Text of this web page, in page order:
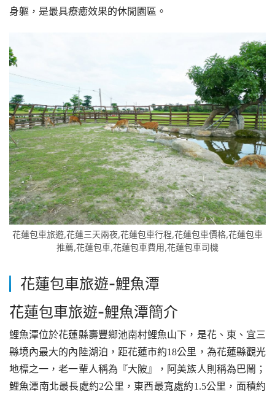
身軀，是最具療癒效果的休閒園區。
花蓮包車旅遊,花蓮三天兩夜,花蓮包車行程,花蓮包車價格,花蓮包車
推薦,花蓮包車,花蓮包車費用,花蓮包車司機
花蓮包車旅遊-鯉魚潭
花蓮包車旅遊-鯉魚潭簡介
鯉魚潭位於花蓮縣壽豐鄉池南村鯉魚山下，是花、東、宜三
縣境內最大的內陸湖泊，距花蓮市約18公里，為花蓮縣觀光
地標之一，老一輩人稱為『大陂』，阿美族人則稱為巴鬧；
鯉魚潭南北最長處約2公里，東西最寬處約1.5公里，面積約